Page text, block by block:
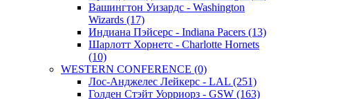
Вашингтон Уизардс - Washington
Wizards (17)
Индиана Пэйсерс - Indiana Pacers (13)
Шарлотт Хорнетс - Charlotte Hornets
(10)
WESTERN CONFERENCE (0)
Лос-Анджелес Лейкерс - LAL (251)
Голден Стэйт Уорриорз - GSW (163)